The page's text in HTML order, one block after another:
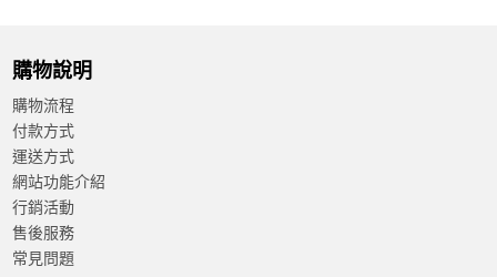
購物說明
購物流程
付款方式
運送方式
網站功能介紹
行銷活動
售後服務
常見問題